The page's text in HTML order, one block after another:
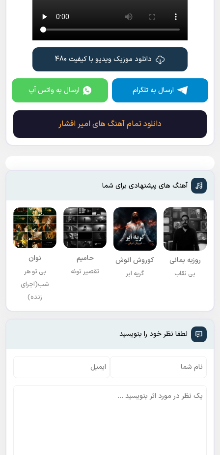
دانلود موزیک ویدیو با کیفیت 480
ارسال به تلگرام ارسال به واتس آپ
دانلود تمام آهنگ های امیر افشار
آهنگ های پیشنهادی برای شما
روزبه بمانی
بی نقاب
کوروش انوش
گریه ابر
حامیم
تقصیر توئه
نوان
بی تو هر
شب(اجرای
زنده)
لطفا نظر خود را بنویسید